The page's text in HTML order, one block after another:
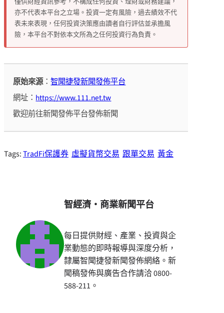
亦不代表本平台之立場。投資一定有風險，過去績效不代
表未來表現，任何投資決策應由讀者自行評估並承擔風
險，本平台不對依本文所為之任何投資行為負責。
原始來源：智聞捷發新聞發佈平台
網址： https://www.111.net.tw
歡迎前往新聞發佈平台發佈新聞
Tags:TradFi保護券 虛擬貨幣交易 跟單交易 黃金
智經濟・商業新聞平台
每日提供財經、產業、投資與企
業動態的即時報導與深度分析，
隸屬智聞捷發新聞發佈網絡。新
聞稿發佈與廣告合作請洽 0800-
588-211。